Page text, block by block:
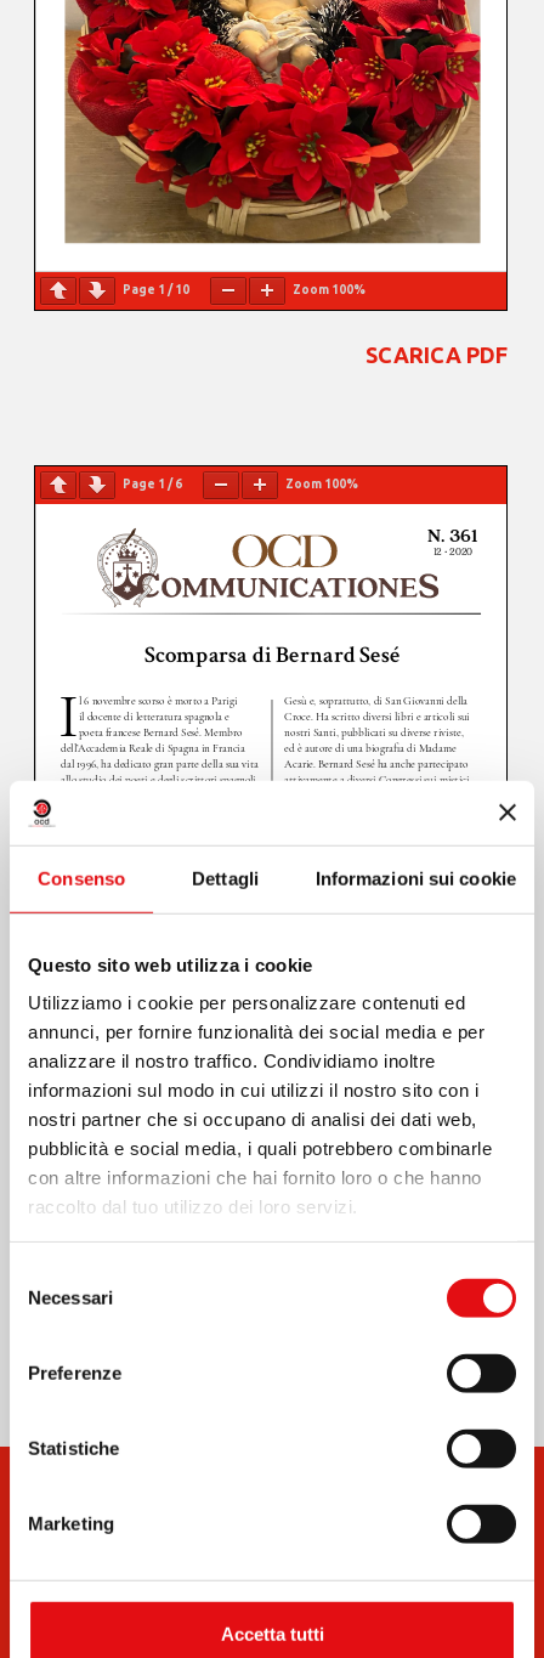
Consenso Dettagli Informazioni sui cookie
Questo sito web utilizza i cookie
Utilizziamo i cookie per personalizzare contenuti ed
annunci, per fornire funzionalità dei social media e per
analizzare il nostro traffico. Condividiamo inoltre
informazioni sul modo in cui utilizzi il nostro sito con i
nostri partner che si occupano di analisi dei dati web,
pubblicità e social media, i quali potrebbero combinarle
con altre informazioni che hai fornito loro o che hanno
raccolto dal tuo utilizzo dei loro servizi.
delNecessari
Preferenze
Statistiche
Marketing
Accetta tutti
Page 1 /10 Zoom 100%
SCARICA PDF
Page 1 /6 Zoom 100%
Condividi su: